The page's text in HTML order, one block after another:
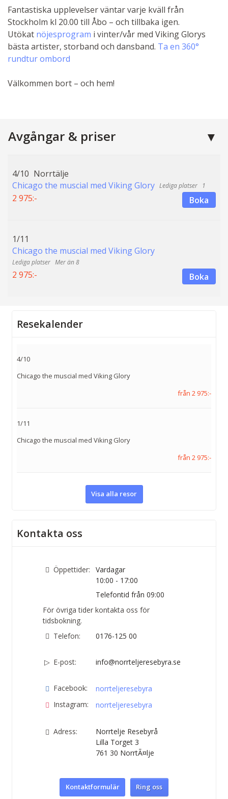
Fantastiska upplevelser väntar varje kväll från
Stockholm kl 20.00 till Åbo – och tillbaka igen.
Utökat nöjesprogram i vinter/vår med Viking Glorys
bästa artister, storband och dansband. Ta en 360°
rundtur ombord
Välkommen bort – och hem!
Avgångar & priser
4/10 Norrtälje
Chicago the muscial med Viking Glory
1
2 975:- Boka
1/11
Chicago the muscial med Viking Glory
Mer än 8
2 975:- Boka
Resekalender
4/10
Chicago the muscial med Viking Glory
från 2 975:-
1/11
Chicago the muscial med Viking Glory
från 2 975:-
Visa alla resor
Kontakta oss
Öppettider:
Vardagar
10:00 - 17:00
Telefontid från 09:00
För övriga tider kontakta oss för
tidsbokning.
Telefon:
0176-125 00
E-post: info@norrteljeresebyra.se
Facebook:
norrteljeresebyra
Instagram:
norrteljeresebyra
Adress:
Norrtelje Resebyrå
Lilla Torget 3
761 30 NorrtÃ¤lje
Kontaktformulär Ring oss